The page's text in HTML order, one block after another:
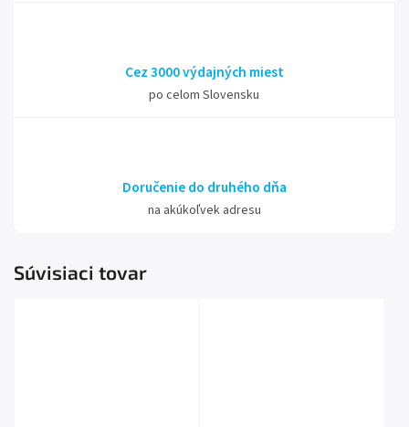
Cez 3000 výdajných miest
po celom Slovensku
Doručenie do druhého dňa
na akúkoľvek adresu
Súvisiaci tovar